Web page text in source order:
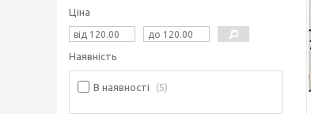
Ціна
Наявність
В наявності 5